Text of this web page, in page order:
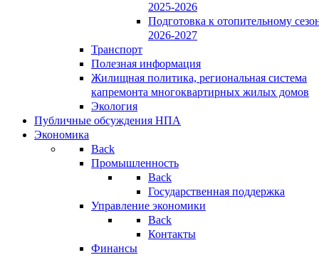
2025-2026
Подготовка к отопительному
2026-2027
Транспорт
Полезная информация
Жилищная политика, региональная система
капремонта многоквартирных жилых домов
Экология
Публичные обсуждения НПА
Экономика
Back
Промышленность
Back
Государственная поддержка
Управление экономики
Back
Контакты
Финансы